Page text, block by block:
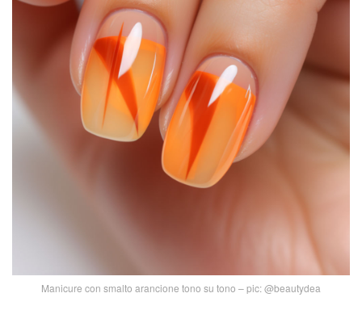
Manicure con smalto arancione tono su tono – pic: @beautydea